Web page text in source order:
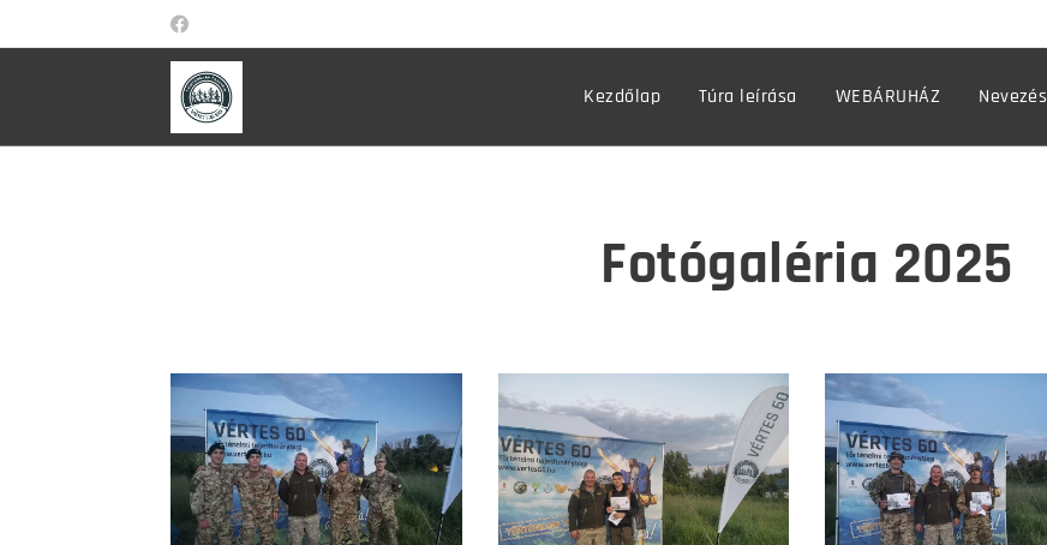
Kezdőlap Túra leírása WEBÁRUHÁZ Nevezés
Fotógaléria 2025